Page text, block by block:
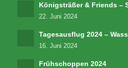
Königsträßer & Friends –
22. Juni 2024
Tagesausflug 2024 –
16. Juni 2024
Frühschoppen 2024